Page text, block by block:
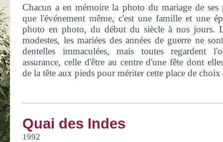
Chacun a en mémoire la photo du mariage de
que l'événement même, c'est une famille et une
photo en photo, du début du siècle à nos jours.
modestes, les mariées des années de guerre ne
dentelles immaculées, mais toutes regardent
assurance, celle d'être au centre d'une fête dont
de la tête aux pieds pour mériter cette place de
Quai des Indes
1992